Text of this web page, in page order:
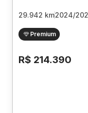
29.942 km2024/
Premium
R$ 214.390